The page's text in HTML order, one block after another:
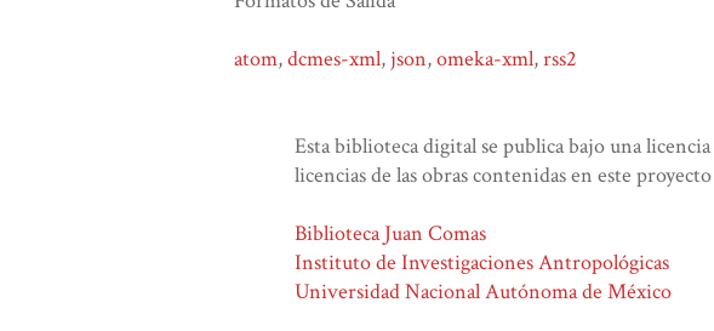
atom,dcmes-xml, json,omeka-xml,rss2
Esta biblioteca digital se publica bajo una
licencias de las obras contenidas en este
Biblioteca Juan Comas
Instituto de Investigaciones Antropológicas
Universidad Nacional Autónoma de México